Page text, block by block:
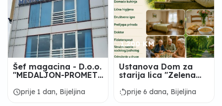
Šef magacina - D.o.o.
"MEDALJON-PROMET"
scheduleprije 1 dan, Bijeljina
1.200 KM
Ustanova Dom za
starija lica "Zelena
rotate_leftprije 6 dana, Bijeljina